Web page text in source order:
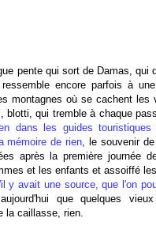
pente qui sort de Damas, qui
encore parfois à
montagnes où se cachent les
, blotti, qui tremble à chaque
dans les guides touristiques
mémoire de rien, le souvenir
après la première journée
et les enfants et assoiffé
y avait une source, que l'on
que quelques vieux
la caillasse, rien.